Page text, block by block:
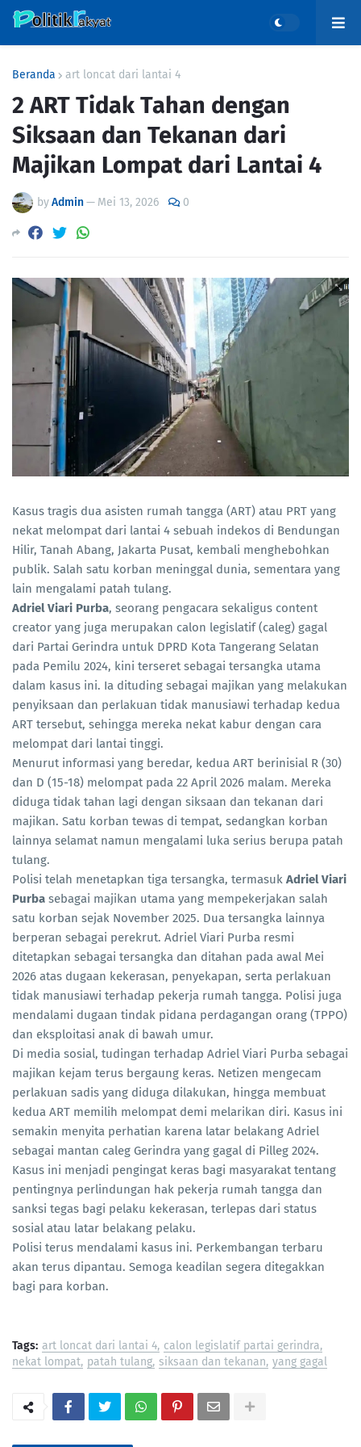
Beranda art loncat dari lantai 4
2 ART Tidak Tahan dengan
Siksaan dan Tekanan dari
Majikan Lompat dari Lantai 4
byAdmin— Mei 13, 2026 0
Kasus tragis dua asisten rumah tangga (ART) atau PRT yang
nekat melompat dari lantai 4 sebuah indekos di Bendungan
Hilir, Tanah Abang, Jakarta Pusat, kembali menghebohkan
publik. Salah satu korban meninggal dunia, sementara yang
lain mengalami patah tulang.
Adriel Viari Purba, seorang pengacara sekaligus content
creator yang juga merupakan calon legislatif (caleg) gagal
dari Partai Gerindra untuk DPRD Kota Tangerang Selatan
pada Pemilu 2024, kini terseret sebagai tersangka utama
dalam kasus ini. Ia dituding sebagai majikan yang melakukan
penyiksaan dan perlakuan tidak manusiawi terhadap kedua
ART tersebut, sehingga mereka nekat kabur dengan cara
melompat dari lantai tinggi.
Menurut informasi yang beredar, kedua ART berinisial R (30)
dan D (15-18) melompat pada 22 April 2026 malam. Mereka
diduga tidak tahan lagi dengan siksaan dan tekanan dari
majikan. Satu korban tewas di tempat, sedangkan korban
lainnya selamat namun mengalami luka serius berupa patah
tulang.
Polisi telah menetapkan tiga tersangka, termasuk Adriel Viari
Purba sebagai majikan utama yang mempekerjakan salah
satu korban sejak November 2025. Dua tersangka lainnya
berperan sebagai perekrut. Adriel Viari Purba resmi
ditetapkan sebagai tersangka dan ditahan pada awal Mei
2026 atas dugaan kekerasan, penyekapan, serta perlakuan
tidak manusiawi terhadap pekerja rumah tangga. Polisi juga
mendalami dugaan tindak pidana perdagangan orang (TPPO)
dan eksploitasi anak di bawah umur.
Di media sosial, tudingan terhadap Adriel Viari Purba sebagai
majikan kejam terus bergaung keras. Netizen mengecam
perlakuan sadis yang diduga dilakukan, hingga membuat
kedua ART memilih melompat demi melarikan diri. Kasus ini
semakin menyita perhatian karena latar belakang Adriel
sebagai mantan caleg Gerindra yang gagal di Pilleg 2024.
Kasus ini menjadi pengingat keras bagi masyarakat tentang
pentingnya perlindungan hak pekerja rumah tangga dan
sanksi tegas bagi pelaku kekerasan, terlepas dari status
sosial atau latar belakang pelaku.
Polisi terus mendalami kasus ini. Perkembangan terbaru
akan terus dipantau. Semoga keadilan segera ditegakkan
bagi para korban.
Tags: art loncat dari lantai 4 calon legislatif partai gerindra
nekat lompat patah tulang siksaan dan tekanan yang gagal